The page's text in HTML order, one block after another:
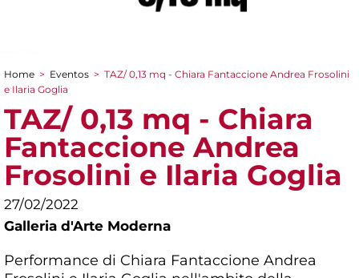
You are here
Home > Eventos > TAZ/ 0,13 mq - Chiara Fantaccione Andrea Frosolini
e Ilaria Goglia
TAZ/ 0,13 mq - Chiara
Fantaccione Andrea
Frosolini e Ilaria Goglia
27/02/2022
Galleria d'Arte Moderna
Performance di Chiara Fantaccione Andrea